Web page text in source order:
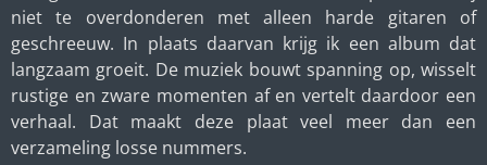
niet te overdonderen met alleen harde gitaren of
geschreeuw. In plaats daarvan krijg ik een album dat
langzaam groeit. De muziek bouwt spanning op, wisselt
rustige en zware momenten af en vertelt daardoor een
verhaal. Dat maakt deze plaat veel meer dan een
verzameling losse nummers.